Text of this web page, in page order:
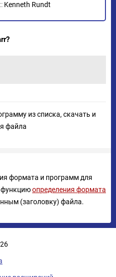
Kenneth Rundt
из списка, скачать и
файла
формата и программ для
функциюопределения формата
(заголовку) файла.